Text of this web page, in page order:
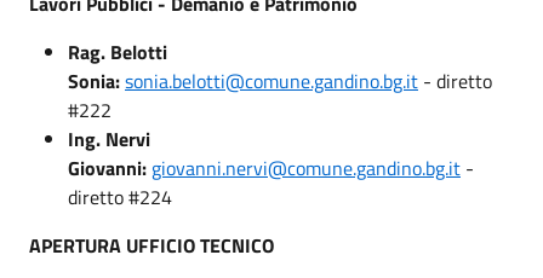
Rag. Belotti
Sonia:sonia.belotti@comune.gandino.bg.it - diretto
#222
Ing. Nervi
Giovanni: giovanni.nervi@comune.gandino.bg.it -
diretto #224
APERTURA UFFICIO TECNICO